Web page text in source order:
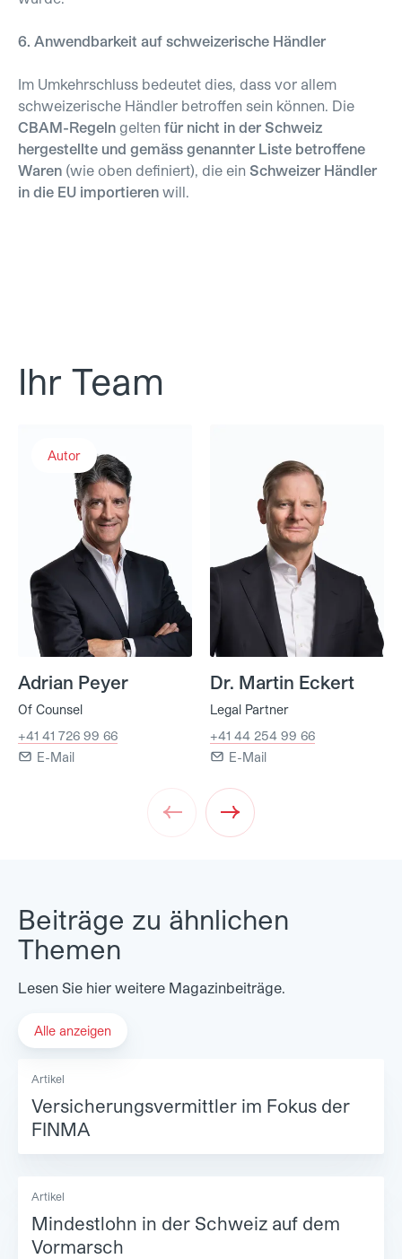
6. Anwendbarkeit auf schweizerische Händler
Im Umkehrschluss bedeutet dies, dass vor allem
schweizerische Händler betroffen sein können. Die
CBAM-Regeln gelten für nicht in der Schweiz
hergestellte und gemäss genannter Liste betroffene
Waren (wie oben definiert), die ein Schweizer Händler
in die EU importieren will.
Ihr Team
Autor
Adrian Peyer
Of Counsel
+41 41 726 99 66
E-Mail
Dr. Martin Eckert
Legal Partner
+41 44 254 99 66
E-Mail
Next
Beiträge zu ähnlichen
Themen
Lesen Sie hier weitere Magazinbeiträge.
Alle anzeigen
Artikel
Versicherungsvermittler im Fokus der
FINMA
Artikel
Mindestlohn in der Schweiz auf dem
Vormarsch